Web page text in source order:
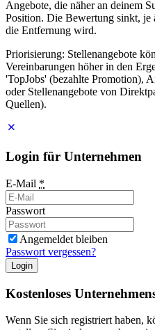
Angebote, die näher an deinem
Position. Die Bewertung sinkt, je
die Entfernung wird.
Priorisierung: Stellenangebote
Vereinbarungen höher in den
'TopJobs' (bezahlte Promotion),
oder Stellenangebote von
Quellen).
Login für Unternehmen
E-Mail *
Passwort
Angemeldet bleiben
Passwort vergessen?
Login
Kostenloses
Wenn Sie sich registriert haben,